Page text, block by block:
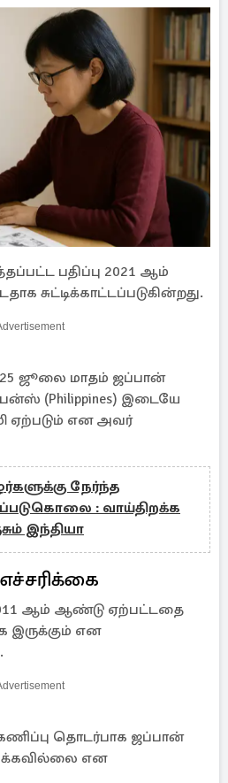
பதிப்பு 2021 ஆம்
சுட்டிக்காட்டப்படுகின்றது.
ஜூலை மாதம் ஜப்பான்
(Philippines) இடையே
ஏற்படும் என அவர்
நேர்ந்த
: வாய்திறக்க
இந்தியா
எச்சரிக்கை
ஆம் ஆண்டு ஏற்பட்டதை
இருக்கும் என
தொடர்பாக ஜப்பான்
என